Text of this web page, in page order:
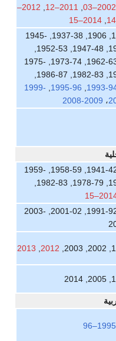
,
2011–12
,
2012–
1903, 1904, 1906, 1937-38, 1945-
46, 1946-47, 1947-48, 1952-53,
1953-54, 1962-63, 1973-74, 1975-
,
1995-96
,
1999-
2008-
1937-38, 1941-42, 1958-59, 1959-
60, 1964-65, 1978-79, 1982-83,
1972-73, 1991-92, 2001-02, 2003-
2012
,
2013